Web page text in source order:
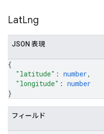
LatLng
JSON 表現
{
"latitude" : number,
"longitude" : number
}
フィールド